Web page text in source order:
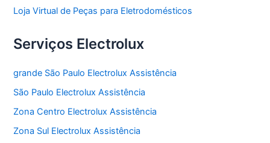
Loja Virtual de Peças para Eletrodomésticos
Serviços Electrolux
grande São Paulo Electrolux Assistência
São Paulo Electrolux Assistência
Zona Centro Electrolux Assistência
Zona Sul Electrolux Assistência